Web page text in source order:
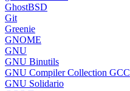
GhostBSD
Git
Greenie
GNOME
GNU
GNU Binutils
GNU Compiler Collection GCC
GNU Solidario